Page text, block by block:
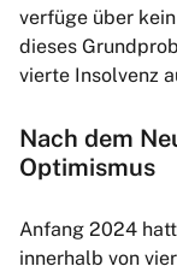
verfüge über
dieses
vierte Insolvenz
Nach dem
Optimismus
Anfang 2024
innerhalb von